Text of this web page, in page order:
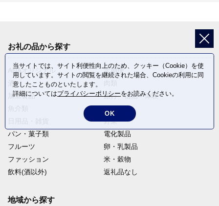
お礼の品から探す
ANAオリジナル
定期便
酒
加工食品
旅行・宿泊・体験
野菜
パン・菓子類
電化製品
フルーツ
卵・乳製品
ファッション
米・穀物
飲料(酒以外)
返礼品なし
地域から探す
当サイトでは、サイト利便性向上のため、クッキー（Cookie）を使
用しています。サイトの閲覧を継続された場合、Cookieの利用に同
意したことものといたします。
詳細についてはプライバシーポリシーをお読みください。
OK